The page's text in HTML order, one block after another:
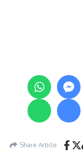
Share Article